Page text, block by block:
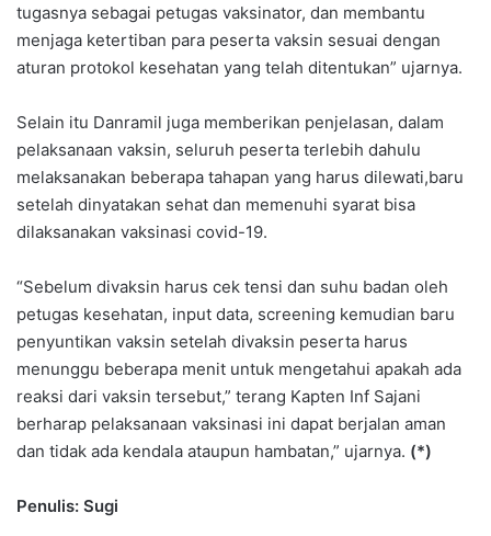
tugasnya sebagai petugas vaksinator, dan membantu
menjaga ketertiban para peserta vaksin sesuai dengan
aturan protokol kesehatan yang telah ditentukan” ujarnya.
Selain itu Danramil juga memberikan penjelasan, dalam
pelaksanaan vaksin, seluruh peserta terlebih dahulu
melaksanakan beberapa tahapan yang harus dilewati,baru
setelah dinyatakan sehat dan memenuhi syarat bisa
dilaksanakan vaksinasi covid-19.
“Sebelum divaksin harus cek tensi dan suhu badan oleh
petugas kesehatan, input data, screening kemudian baru
penyuntikan vaksin setelah divaksin peserta harus
menunggu beberapa menit untuk mengetahui apakah ada
reaksi dari vaksin tersebut,” terang Kapten Inf Sajani
berharap pelaksanaan vaksinasi ini dapat berjalan aman
dan tidak ada kendala ataupun hambatan,” ujarnya. (*)
Penulis: Sugi